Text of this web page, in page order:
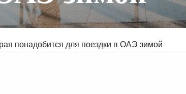
понадобится для поездки в ОАЭ зимой